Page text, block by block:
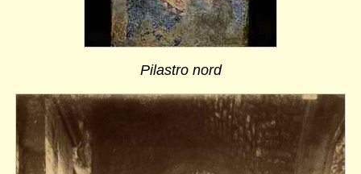
Pilastro nord